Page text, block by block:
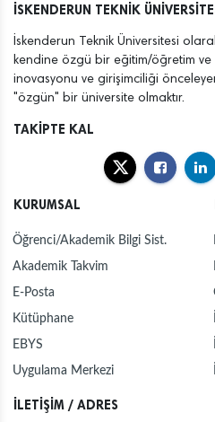
İSKENDERUN TEKNİK
İskenderun Teknik Üniversitesi
kendine özgü bir eğitim/öğretim
inovasyonu ve girişimciliği
"özgün" bir üniversite olmaktır.
TAKİPTE KAL
KURUMSAL
Öğrenci/Akademik Bilgi Sist.
Akademik Takvim
E-Posta
Kütüphane
EBYS
Uygulama Merkezi
İLETİŞİM / ADRES